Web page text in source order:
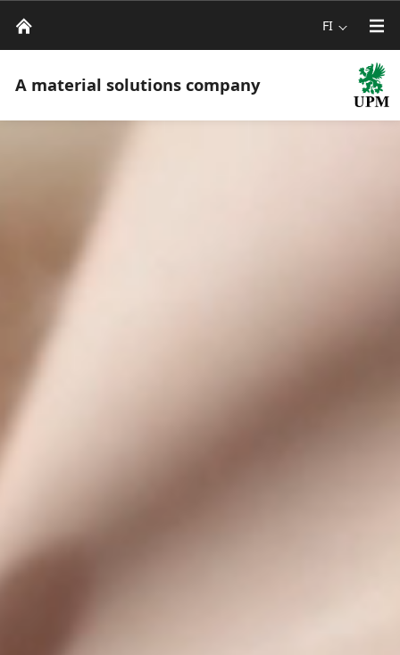
FI
A material solutions company